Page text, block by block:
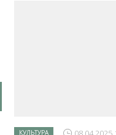
КУЛЬТУРА
КУЛЬТУРА